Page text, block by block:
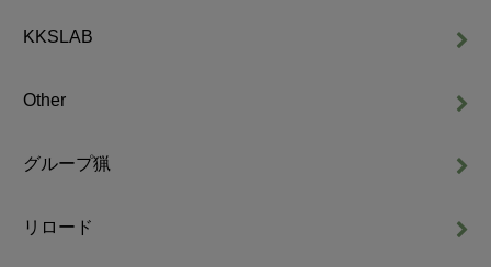
KKSLAB
Other
グループ猟
リロード